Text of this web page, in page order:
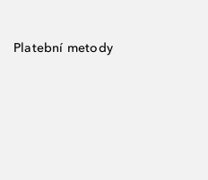
Platební metody